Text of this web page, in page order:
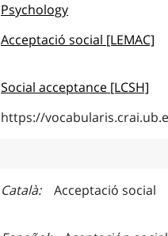
Psychology
Acceptació social [LEMAC]
Social acceptance [LCSH]
https://
Català Acceptació social